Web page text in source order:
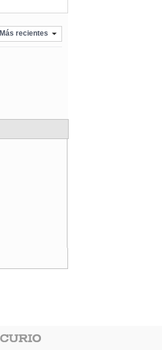
Más recientes